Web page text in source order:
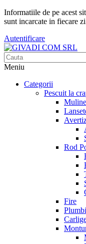
Informatiile de pe acest
sunt incarcate in fiecare
Autentificare
Meniu
Categorii
Pescuit la
Rod
Fire